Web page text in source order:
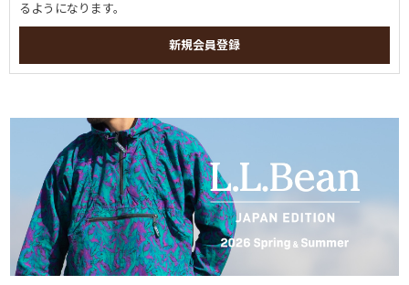
るようになります。